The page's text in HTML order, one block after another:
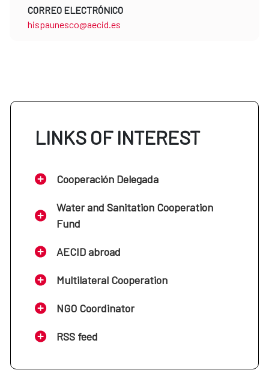
CORREO ELECTRÓNICO
hispaunesco@aecid.es
LINKS OF INTEREST
Cooperación Delegada
Water and Sanitation Cooperation
Fund
AECID abroad
Multilateral Cooperation
NGO Coordinator
RSS feed